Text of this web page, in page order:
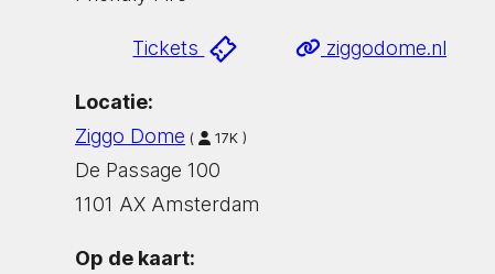
Tickets ziggodome.nl
Locatie:
Ziggo Dome ( 17K )
De Passage 100
1101 AX Amsterdam
Op de kaart: